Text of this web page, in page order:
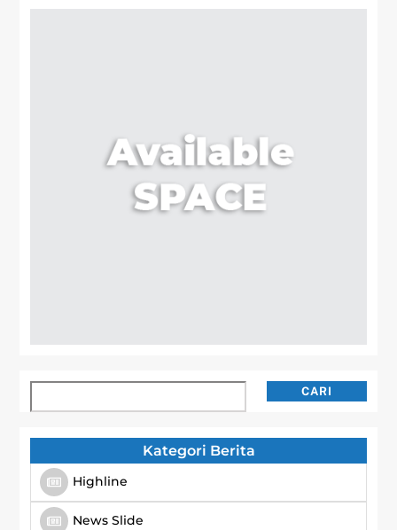
CARI
Kategori Berita
Highline
News Slide